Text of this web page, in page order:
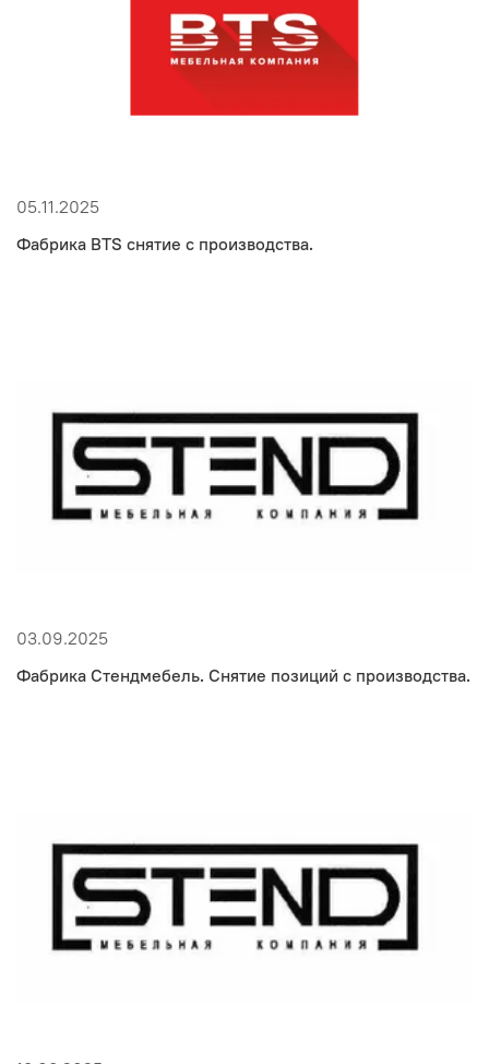
05.11.2025
Фабрика BTS снятие с производства.
03.09.2025
Фабрика Стендмебель. Снятие позиций с производства.